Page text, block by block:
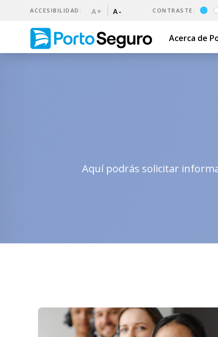
ACCESIBILIDAD: A+ A- CONTRASTE:
Acerca de
Contáctanos | Porto
Aquí podrás solicitar